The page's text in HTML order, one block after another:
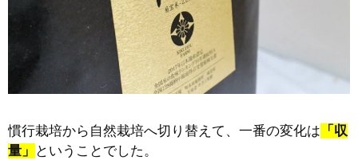
慣行栽培から自然栽培へ切り替えて、一番の変化は 「収
量」
ということでした。